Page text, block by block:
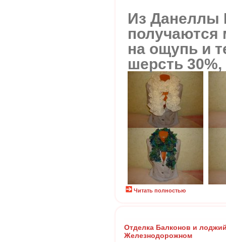
Из Данеллы
получаются
на ощупь и
шерсть 30%,
Читать полностью
Отделка Балконов и
Железнодорожном